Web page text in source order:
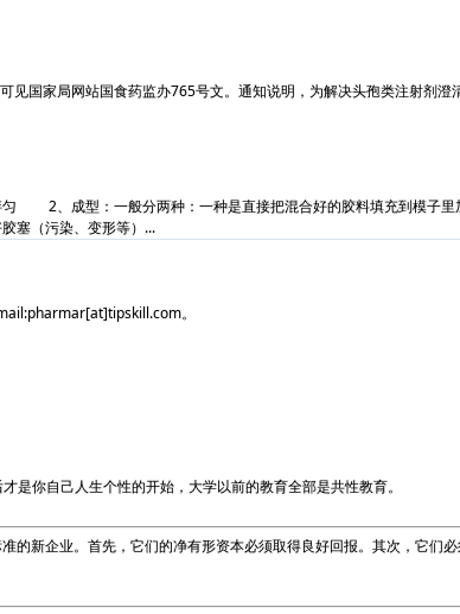
国家局网站国食药监办765号文。通知说明，为解决头孢类注射剂澄
、成型：一般分两种：一种是直接把混合好的胶料填充到模子里
塞（污染、变形等）...
。
你自己人生个性的开始，大学以前的教育全部是共性教育。
新企业。首先，它们的净有形资本必须取得良好回报。其次，它们